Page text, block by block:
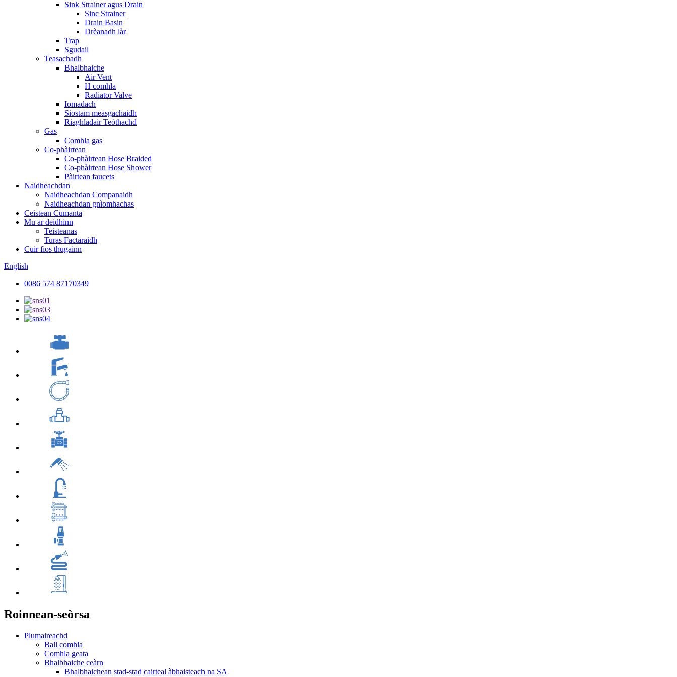
Sink Strainer agus Drain
Sinc Strainer
Drain Basin
Drèanadh làr
Trap
Sgudail
Teasachadh
Bhalbhaiche
Air Vent
H comhla
Radiator Valve
Iomadach
Siostam measgachaidh
Riaghladair Teòthachd
Gas
Comhla gas
Co-phàirtean
Co-phàirtean Hose Braided
Co-phàirtean Hose Shower
Pàirtean faucets
Naidheachdan
Naidheachdan Companaidh
Naidheachdan gnìomhachas
Ceistean Cumanta
Mu ar deidhinn
Teisteanas
Turas Factaraidh
Cuir fios thugainn
English
0086 574 87170349
Roinnean-seòrsa
Plumaireachd
Ball comhla
Comhla geata
Bhalbhaiche ceàrn
Bhalbhaichean stad-stad cairteal àbhaisteach na SA